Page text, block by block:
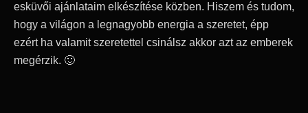
esküvői ajánlataim elkészítése közben. Hiszem és tudom,
hogy a világon a legnagyobb energia a szeretet, épp
ezért ha valamit szeretettel csinálsz akkor azt az emberek
megérzik. 🙂